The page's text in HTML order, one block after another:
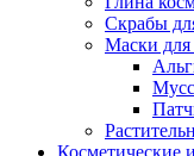
Скрабы
Маски для
Косметические